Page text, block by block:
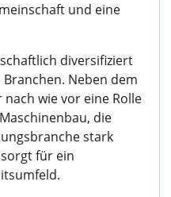
und eine
diversifiziert
Neben dem
wie vor eine Rolle
die
stark
für ein